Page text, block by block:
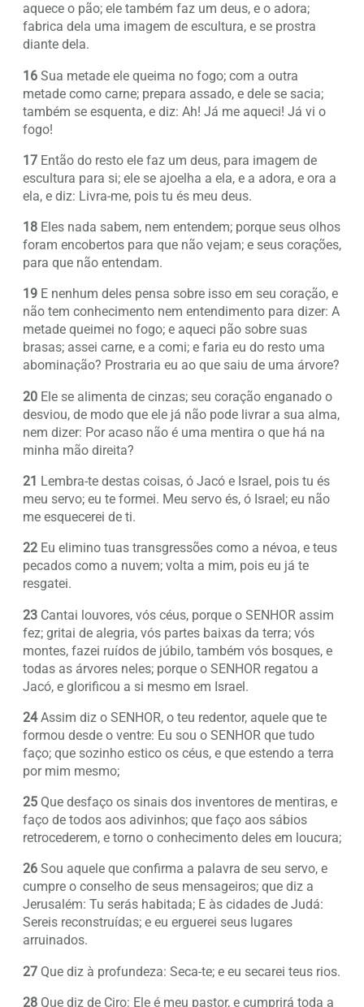
aquece o pão; ele também faz um deus, e o adora;
fabrica dela uma imagem de escultura, e se prostra
diante dela.
16 Sua metade ele queima no fogo; com a outra
metade como carne; prepara assado, e dele se sacia;
também se esquenta, e diz: Ah! Já me aqueci! Já vi o
fogo!
17 Então do resto ele faz um deus, para imagem de
escultura para si; ele se ajoelha a ela, e a adora, e ora a
ela, e diz: Livra-me, pois tu és meu deus.
18 Eles nada sabem, nem entendem; porque seus olhos
foram encobertos para que não vejam; e seus corações,
para que não entendam.
19 E nenhum deles pensa sobre isso em seu coração, e
não tem conhecimento nem entendimento para dizer: A
metade queimei no fogo; e aqueci pão sobre suas
brasas; assei carne, e a comi; e faria eu do resto uma
abominação? Prostraria eu ao que saiu de uma árvore?
20 Ele se alimenta de cinzas; seu coração enganado o
desviou, de modo que ele já não pode livrar a sua alma,
nem dizer: Por acaso não é uma mentira o que há na
minha mão direita?
21 Lembra-te destas coisas, ó Jacó e Israel, pois tu és
meu servo; eu te formei. Meu servo és, ó Israel; eu não
me esquecerei de ti.
22 Eu elimino tuas transgressões como a névoa, e teus
pecados como a nuvem; volta a mim, pois eu já te
resgatei.
23 Cantai louvores, vós céus, porque o SENHOR assim
fez; gritai de alegria, vós partes baixas da terra; vós
montes, fazei ruídos de júbilo, também vós bosques, e
todas as árvores neles; porque o SENHOR regatou a
Jacó, e glorificou a si mesmo em Israel.
24Assim diz o SENHOR, o teu redentor, aquele que te
formou desde o ventre: Eu sou o SENHOR que tudo
faço; que sozinho estico os céus, e que estendo a terra
por mim mesmo;
25 Que desfaço os sinais dos inventores de mentiras, e
faço de todos aos adivinhos; que faço aos sábios
retrocederem, e torno o conhecimento deles em loucura;
26 Sou aquele que confirma a palavra de seu servo, e
cumpre o conselho de seus mensageiros; que diz a
Jerusalém: Tu serás habitada; E às cidades de Judá:
Sereis reconstruídas; e eu erguerei seus lugares
arruinados.
27 Que diz à profundeza: Seca-te; e eu secarei teus rios.
28 Que diz de Ciro: Ele é meu pastor, e cumprirá toda a